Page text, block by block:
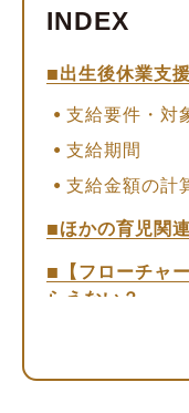
出生後休業支
支給要件・対
支給期間
支給金額の計
ほかの育児関
【フローチャ
らえない？
出生後休業支
申請方法